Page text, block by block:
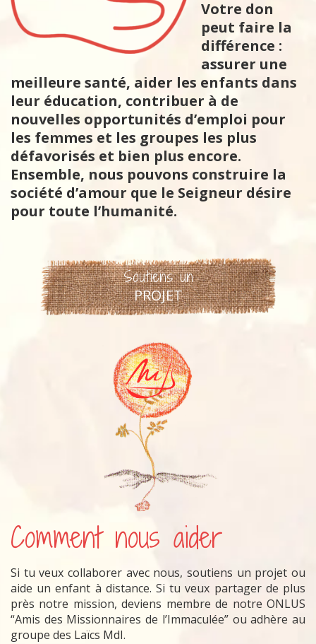
Votre don
peut faire la
différence :
assurer une
meilleure santé, aider les enfants dans
leur éducation, contribuer à de
nouvelles opportunités d’emploi pour
les femmes et les groupes les plus
défavorisés et bien plus encore.
Ensemble, nous pouvons construire la
société d’amour que le Seigneur désire
pour toute l’humanité.
Soutiens un
PROJET
Comment nous aider
Si tu veux collaborer avec nous, soutiens un projet ou
aide un enfant à distance. Si tu veux partager de plus
près notre mission, deviens membre de notre ONLUS
“Amis des Missionnaires de l’Immaculée” ou adhère au
groupe des Laïcs MdI.